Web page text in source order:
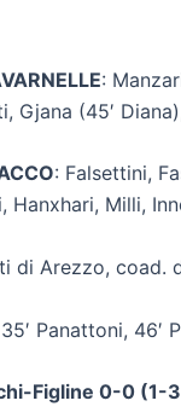
:
Gjana (45′
: Falsettini,
Hanxhari, Milli,
di Arezzo, coad.
Panattoni, 46′
Figline 0-0 (1-